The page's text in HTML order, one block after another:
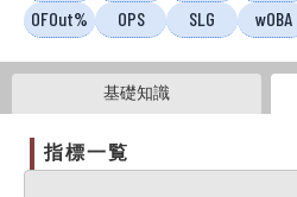
OFOut%
OPS SLG wOBA
基礎知識
指標一覧